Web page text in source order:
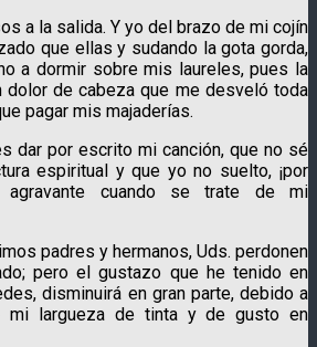
a la salida. Y yo del brazo de mi cojín
que ellas y sudando la gota gorda,
a dormir sobre mis laureles, pues la
dolor de cabeza que me desveló toda
pagar mis majaderías.
dar por escrito mi canción, que no sé
espiritual y que yo no suelto, ¡por
cuando se trate de mi
padres y hermanos, Uds. perdonen
pero el gustazo que he tenido en
disminuirá en gran parte, debido a
mi largueza de tinta y de gusto en